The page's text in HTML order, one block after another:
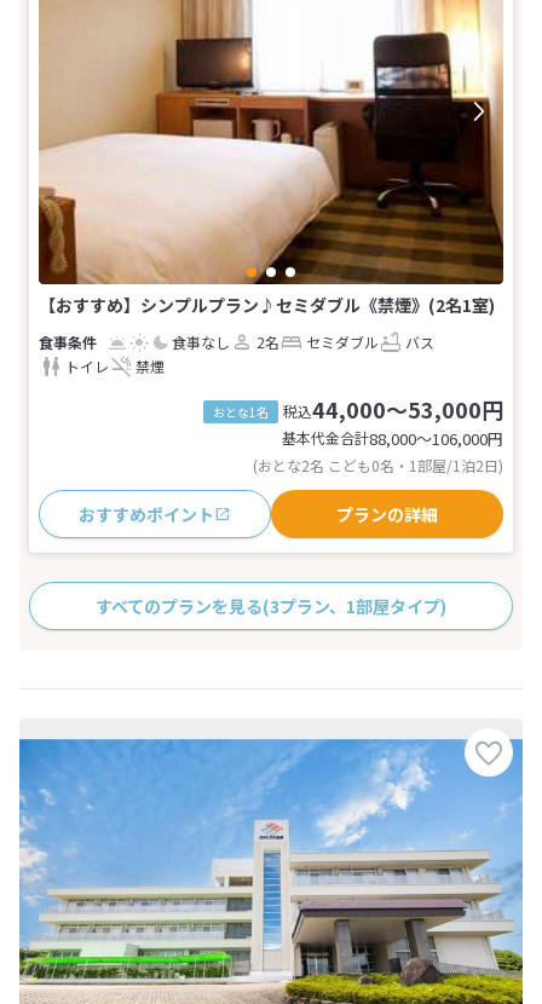
【おすすめ】シンプルプラン♪セミダブル《禁煙》(2名1室)
食事なし 2名 セミダブル
バス
トイレ
禁煙
おとな1名 税込44,000～53,000円
基本代金合計88,000〜106,000円
(おとな2名 こども0名・1部屋/1泊2日)
おすすめポイント プランの詳細
すべてのプランを見る(3プラン、1部屋タイプ)